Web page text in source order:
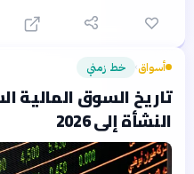
أسواق› خط زمني
تاريخ السوق المالية
النشأة إلى 2026